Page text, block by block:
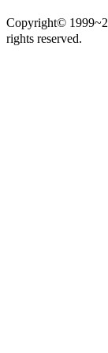
Copyright©
rights reserved.